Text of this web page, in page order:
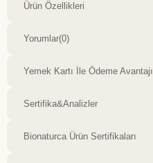
Ürün Özellikleri
Yorumlar(0)
Yemek Kartı İle Ödeme Avantajı
Sertifika&Analizler
Bionaturca Ürün Sertifikaları